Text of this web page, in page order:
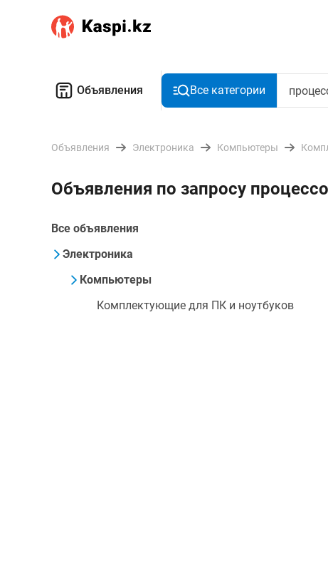
Объявления Все категории
Объявления Электроника Компьютеры
Объявления по запросу
Все объявления
Электроника
Компьютеры
Комплектующие для ПК и ноутбуков